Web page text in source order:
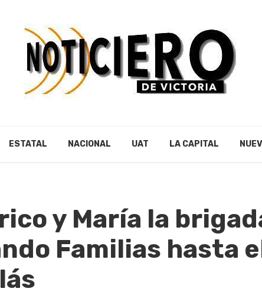
ESTATAL NACIONAL UAT LA CAPITAL
y María la
Familias hasta